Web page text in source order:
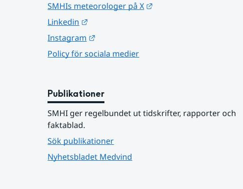
SMHIs meteorologer på X
Linkedin
Instagram
Policy för sociala medier
Publikationer
SMHI ger regelbundet ut tidskrifter, rapporter och
faktablad.
Sök publikationer
Nyhetsbladet Medvind